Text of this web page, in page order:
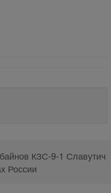
КЗС-9-1 Славутич
России